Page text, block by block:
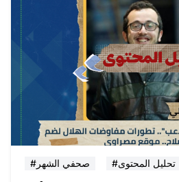
#صحفي الشهر #تحليل المحتوى